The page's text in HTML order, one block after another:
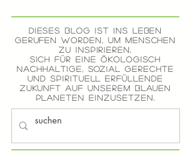
Dieses Blog ist ins Leben
gerufen worden, um Menschen
zu inspirieren,
sich für eine ökologisch
nachhaltige, sozial gerechte
und spirituell erfüllende
ZUKUNFT auf unserem blauen
Planeten einzusetzen.